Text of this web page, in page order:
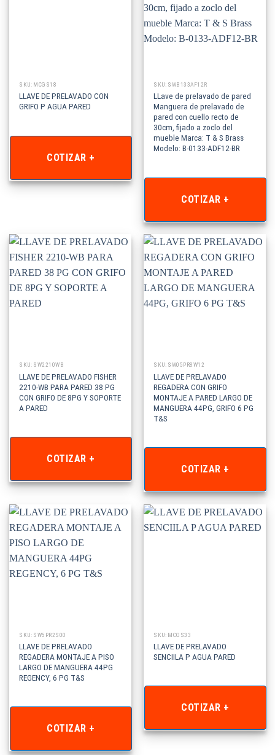
SKU: MCGS18
LLAVE DE PRELAVADO CON
GRIFO P AGUA PARED
COTIZAR +
SKU: SWB133AF12R
LLave de prelavado de pared
Manguera de prelavado de
pared con cuello recto de
30cm, fijado a zoclo del
mueble Marca: T & S Brass
Modelo: B-0133-ADF12-BR
COTIZAR +
SKU: SW2210WB
LLAVE DE PRELAVADO FISHER
2210-WB PARA PARED 38 PG
CON GRIFO DE 8PG Y SOPORTE
A PARED
COTIZAR +
SKU: SW05PR8W12
LLAVE DE PRELAVADO
REGADERA CON GRIFO
MONTAJE A PARED LARGO DE
MANGUERA 44PG, GRIFO 6 PG
T&S
COTIZAR +
SKU: SW5PR2S00
LLAVE DE PRELAVADO
REGADERA MONTAJE A PISO
LARGO DE MANGUERA 44PG
REGENCY, 6 PG T&S
COTIZAR +
SKU: MCGS33
LLAVE DE PRELAVADO
SENCIILA P AGUA PARED
COTIZAR +